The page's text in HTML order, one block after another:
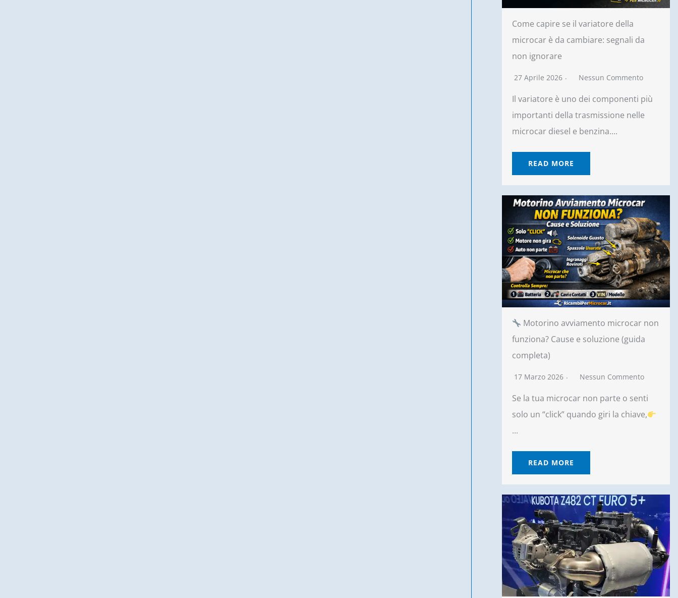
Come capire se il variatore della
microcar è da cambiare: segnali da
non ignorare
27 Aprile 2026 Nessun Commento
Il variatore è uno dei componenti più
importanti della trasmissione nelle
microcar diesel e benzina....
READ MORE
Motorino avviamento microcar non
funziona? Cause e soluzione (guida
completa)
17 Marzo 2026 Nessun Commento
Se la tua microcar non parte o senti
solo un “click” quando giri la chiave,
...
READ MORE